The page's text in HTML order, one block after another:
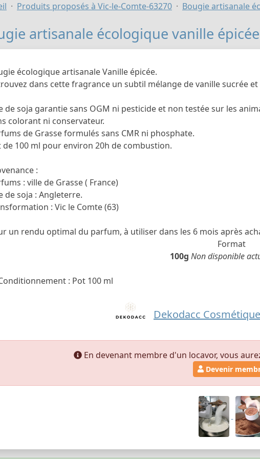
Produits proposés à Vic-le-Comte-63270 Bougie artisanale
artisanale écologique vanille épicée
écologique artisanale Vanille épicée.
dans cette fragrance un subtil mélange de vanille sucrée et
de soja garantie sans OGM ni pesticide et non testée sur les
colorant ni conservateur.
de Grasse formulés sans CMR ni phosphate.
de 100 ml pour environ 20h de combustion.
:
: ville de Grasse ( France)
de soja : Angleterre.
: Vic le Comte (63)
un rendu optimal du parfum, à utiliser dans les 6 mois après
Format
100g Non disponible
: Pot 100 ml
Dekodacc
En devenant membre d'un locavor, vous
Devenir